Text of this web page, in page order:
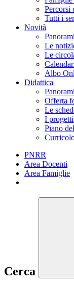
Percorsi
Tutti i
Novità
Le
Le
Albo
Didattica
Offerta
Le
I
Piano
PNRR
Area Docenti
Area Famiglie
Cerca